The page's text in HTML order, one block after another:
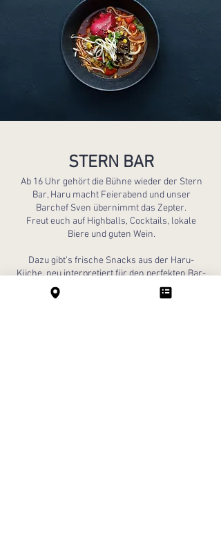
STERN BAR
Ab 16 Uhr gehört die Bühne wieder der Stern
Bar, Haru macht Feierabend und unser
Barchef Sven übernimmt das Zepter.
Freut euch auf Highballs, Cocktails, lokale
Biere und guten Wein.
Dazu gibt’s frische Snacks aus der Haru-
Küche, neu interpretiert für den perfekten Bar-